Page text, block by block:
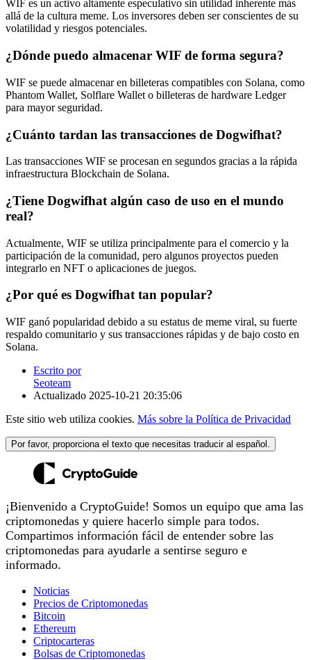
WIF es un activo altamente especulativo sin utilidad inherente más
allá de la cultura meme. Los inversores deben ser conscientes de su
volatilidad y riesgos potenciales.
¿Dónde puedo almacenar WIF de forma segura?
WIF se puede almacenar en billeteras compatibles con Solana, como
Phantom Wallet, Solflare Wallet o billeteras de hardware Ledger
para mayor seguridad.
¿Cuánto tardan las transacciones de Dogwifhat?
Las transacciones WIF se procesan en segundos gracias a la rápida
infraestructura Blockchain de Solana.
¿Tiene Dogwifhat algún caso de uso en el mundo
real?
Actualmente, WIF se utiliza principalmente para el comercio y la
participación de la comunidad, pero algunos proyectos pueden
integrarlo en NFT o aplicaciones de juegos.
¿Por qué es Dogwifhat tan popular?
WIF ganó popularidad debido a su estatus de meme viral, su fuerte
respaldo comunitario y sus transacciones rápidas y de bajo costo en
Solana.
Escrito por
Seoteam
Actualizado 2025-10-21 20:35:06
Este sitio web utiliza cookies. Más sobre la Política de Privacidad
Por favor, proporciona el texto que necesitas traducir al español.
¡Bienvenido a CryptoGuide! Somos un equipo que ama las
criptomonedas y quiere hacerlo simple para todos.
Compartimos información fácil de entender sobre las
criptomonedas para ayudarle a sentirse seguro e
informado.
Noticias
Precios de Criptomonedas
Bitcoin
Ethereum
Criptocarteras
Bolsas de Criptomonedas